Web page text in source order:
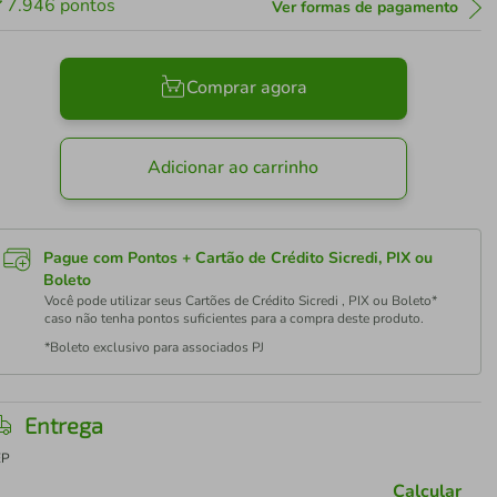
7.946 pontos Ver formas de pagamento
Comprar agora
Adicionar ao carrinho
Pague com Pontos + Cartão de Crédito Sicredi, PIX ou
Boleto
Você pode utilizar seus Cartões de Crédito Sicredi , PIX ou Boleto*
caso não tenha pontos suficientes para a compra deste produto.
*Boleto exclusivo para associados PJ
Entrega
Calcular